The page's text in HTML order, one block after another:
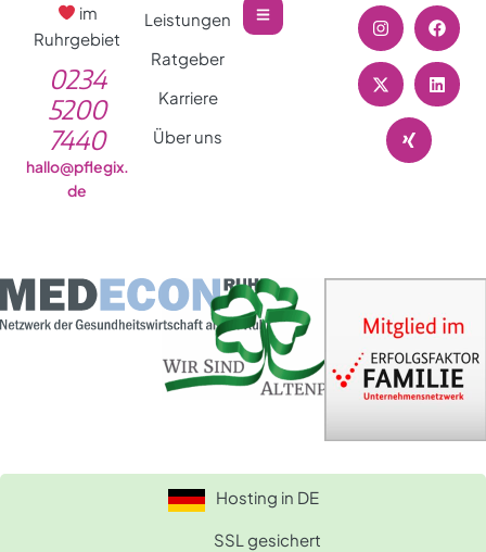
im
Ruhrgebiet
0234
5200
7440
hallo@pflegix.
de
Leistungen
Ratgeber
Karriere
Über uns
Hosting in DE
SSL gesichert